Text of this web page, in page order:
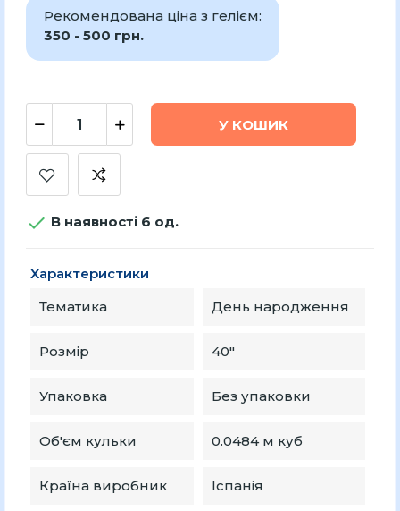
Рекомендована ціна з гелієм:
350 - 500 грн.
У КОШИК
 В наявності 6 од.
Характеристики
Тематика
День народження
Розмір 40"
Упаковка Без упаковки
Об'єм кульки 0.0484 м куб
Країна виробник Іспанія